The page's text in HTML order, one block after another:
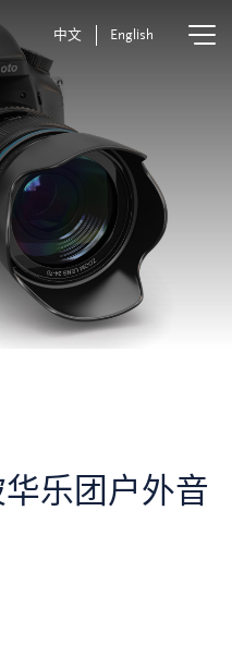
中文 English
乐团户外音